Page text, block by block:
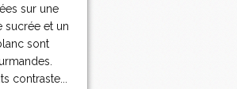
sur une
sucrée et un
sont
contraste...